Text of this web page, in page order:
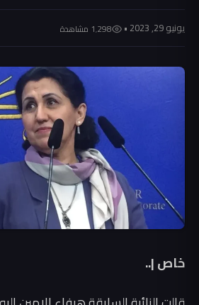
يونيو 29, 2023 • 1٬298 مشاهدة
خاص |..